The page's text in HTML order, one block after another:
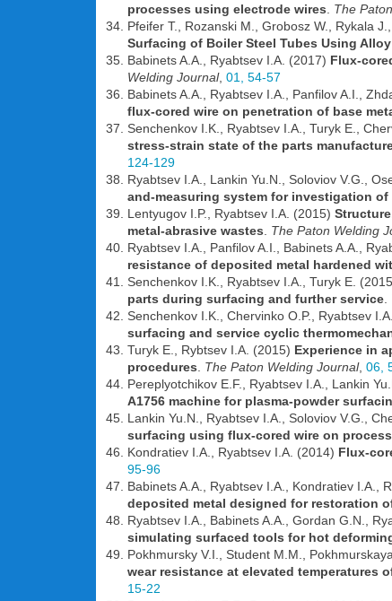
processes using electrode wires
The
Pfeifer T., Rozanski M., Grobosz W., Rykala
Surfacing of Boiler Steel Tubes Using
Babinets A.A., Ryabtsev I.A. (2017) Flux-
Welding Journal, 01, 54-57
Babinets A.A., Ryabtsev I.A., Panfilov A.I.,
flux-cored wire on penetration of base
Senchenkov I.K., Ryabtsev I.A., Turyk E.,
stress-strain state of the parts
124-129
Ryabtsev I.A., Lankin Yu.N., Soloviov V.G.,
and-measuring system for investigation
Lentyugov I.P., Ryabtsev I.A. (2015)
metal-abrasive wastes
The Paton Welding
Ryabtsev I.A., Panfilov A.I., Babinets A.A.,
resistance of deposited metal hardened
Senchenkov I.K., Ryabtsev I.A., Turyk E.
parts during surfacing and further service
Senchenkov I.K., Chervinko O.P., Ryabtsev
surfacing and service cyclic
Turyk E., Rybtsev I.A. (2015) Experience in
procedures
The Paton Welding Journal, 06,
Pereplyotchikov E.F., Ryabtsev I.A., Lankin
A1756 machine for plasma-powder
Lankin Yu.N., Ryabtsev I.A., Soloviov V.G.,
surfacing using flux-cored wire on
Kondratiev I.A., Ryabtsev I.A. (2014) Flux-
95-96
Babinets A.A., Ryabtsev I.A., Kondratiev I.A.,
deposited metal designed for restoration
Ryabtsev I.A., Babinets A.A., Gordan G.N.,
simulating surfaced tools for hot
Pokhmursky V.I., Student M.M.,
wear resistance at elevated temperatures
15-22